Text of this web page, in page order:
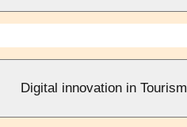
Digital innovation in Tourism